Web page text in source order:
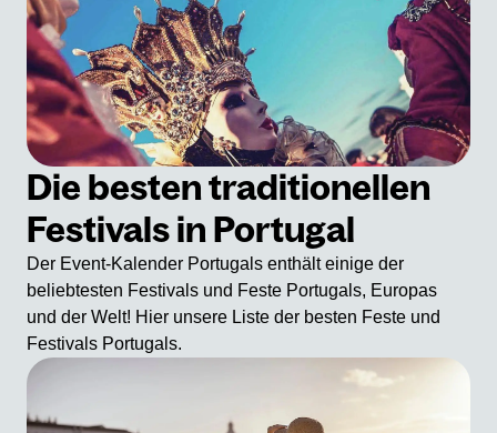
Die besten traditionellen
Festivals in Portugal
Der Event-Kalender Portugals enthält einige der
beliebtesten Festivals und Feste Portugals, Europas
und der Welt! Hier unsere Liste der besten Feste und
Festivals Portugals.